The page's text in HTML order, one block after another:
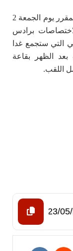
وسيلاقي مكارم المهدية في الدور النهائي المقرر يوم الجمعة 2
برادس
التي ستجمع غدا
بعد الظهر بقاعة
اللقب.